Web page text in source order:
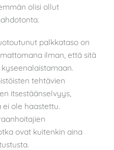
olisi ollut
palkkataso on
ilman, että sitä
tehtävien
itsestäänselvyys,
ole haastettu.
ovat kuitenkin aina